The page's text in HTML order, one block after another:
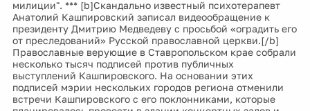
милиции". *** [b]Скандально известный психотерапевт
Анатолий Кашпировский записал видеообращение к
президенту Дмитрию Медведеву с просьбой «оградить его
от преследований» Русской православной церкви.[/b]
Православные верующие в Ставропольском крае собрали
несколько тысяч подписей против публичных
выступлений Кашпировского. На основании этих
подписей мэрии нескольких городов региона отменили
встречи Кашпировского с его поклонниками, которые